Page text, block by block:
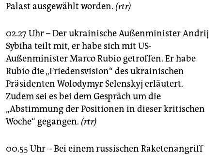
Palast ausgewählt worden. (rtr)
02.27 Uhr – Der ukrainische Außenminister Andrij
Sybiha teilt mit, er habe sich mit US-
Außenminister Marco Rubio getroffen. Er habe
Rubio die „Friedensvision“ des ukrainischen
Präsidenten Wolodymyr Selenskyj erläutert.
Zudem sei es bei dem Gespräch um die
„Abstimmung der Positionen in dieser kritischen
Woche“ gegangen. (rtr)
00.55 Uhr – Bei einem russischen Raketenangriff